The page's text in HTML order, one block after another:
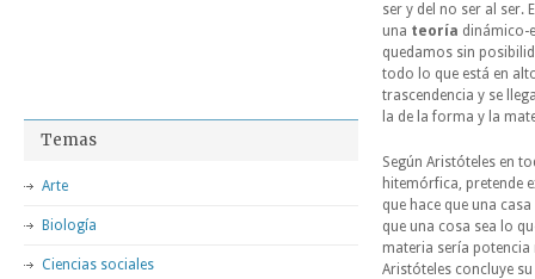
ser y del no ser al ser.
una teoría dinámico-
quedamos sin
todo lo que está en
trascendencia y se
la de la forma y la
Según Aristóteles en
hitemórfica, pretende
que hace que una
que una cosa sea lo
materia sería
Aristóteles concluye
Temas
Arte
Biología
Ciencias sociales